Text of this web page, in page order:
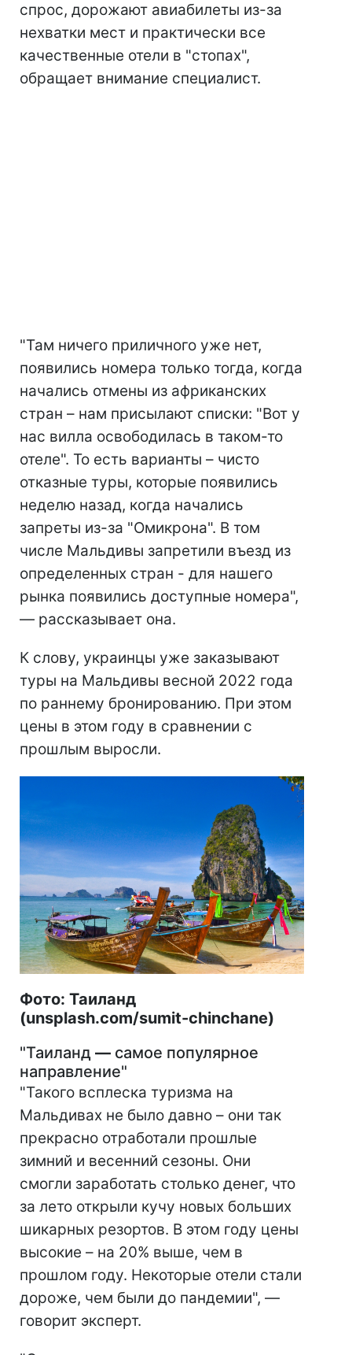
спрос, дорожают авиабилеты из-за
нехватки мест и практически все
качественные отели в "стопах",
обращает внимание специалист.
"Там ничего приличного уже нет,
появились номера только тогда, когда
начались отмены из африканских
стран – нам присылают списки: "Вот у
нас вилла освободилась в таком-то
отеле". То есть варианты – чисто
отказные туры, которые появились
неделю назад, когда начались
запреты из-за "Омикрона". В том
числе Мальдивы запретили въезд из
определенных стран - для нашего
рынка появились доступные номера",
— рассказывает она.
К слову, украинцы уже заказывают
туры на Мальдивы весной 2022 года
по раннему бронированию. При этом
цены в этом году в сравнении с
прошлым выросли.
Фото: Таиланд
(unsplash.com/sumit-chinchane)
"Таиланд — самое популярное
направление"
"Такого всплеска туризма на
Мальдивах не было давно – они так
прекрасно отработали прошлые
зимний и весенний сезоны. Они
смогли заработать столько денег, что
за лето открыли кучу новых больших
шикарных резортов. В этом году цены
высокие – на 20% выше, чем в
прошлом году. Некоторые отели стали
дороже, чем были до пандемии", —
говорит эксперт.